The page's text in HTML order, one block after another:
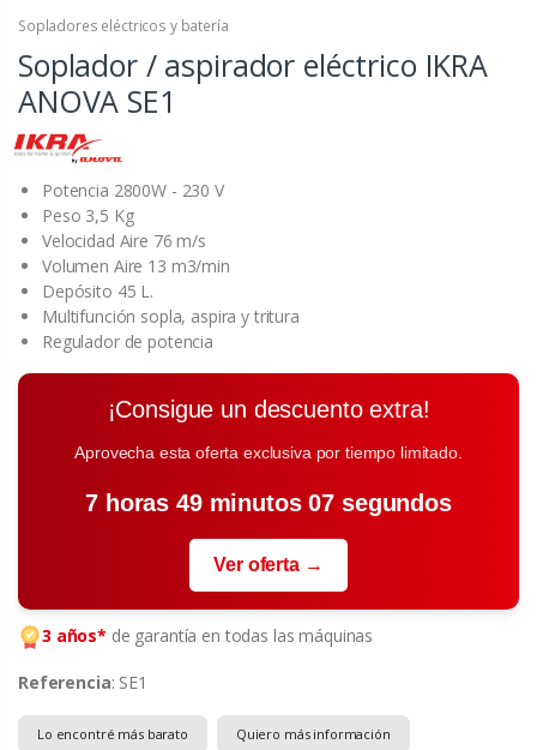
Sopladores eléctricos y batería
Soplador / aspirador eléctrico IKRA
ANOVA SE1
Potencia 2800W - 230 V
Peso 3,5 Kg
Velocidad Aire 76 m/s
Volumen Aire 13 m3/min
Depósito 45 L.
Multifunción sopla, aspira y tritura
Regulador de potencia
¡Consigue un descuento extra!
Aprovecha esta oferta exclusiva por tiempo limitado.
7 horas 49 minutos 07 segundos
Ver oferta →
3 años* de garantía en todas las máquinas
Referencia: SE1
Lo encontré más barato Quiero más información